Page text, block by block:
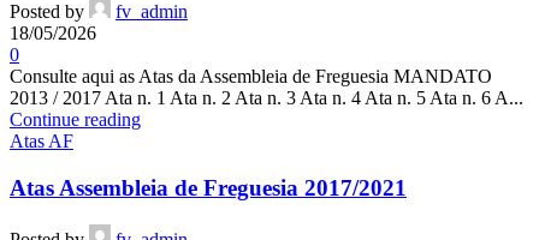
Posted by
fv_admin
18/05/2026
0
Consulte aqui as Atas da Assembleia de Freguesia MANDATO
2013 / 2017 Ata n. 1 Ata n. 2 Ata n. 3 Ata n. 4 Ata n. 5 Ata n. 6 A...
Continue reading
Atas AF
Atas Assembleia de Freguesia 2017/2021